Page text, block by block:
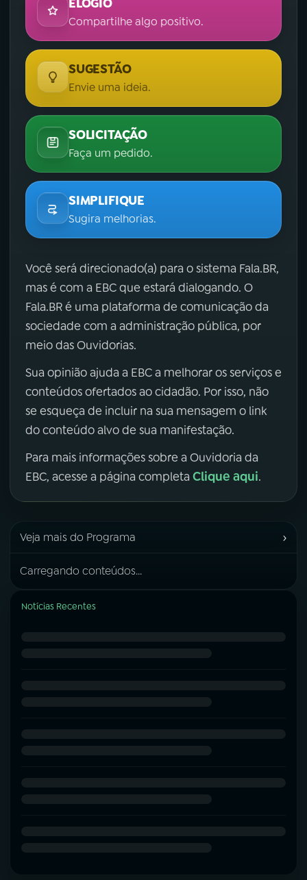
ELOGIO
Compartilhe algo positivo.
SUGESTÃO
Envie uma ideia.
SOLICITAÇÃO
Faça um pedido.
SIMPLIFIQUE
Sugira melhorias.
Você será direcionado(a) para o sistema Fala.BR,
mas é com a EBC que estará dialogando. O
Fala.BR é uma plataforma de comunicação da
sociedade com a administração pública, por
meio das Ouvidorias.
Sua opinião ajuda a EBC a melhorar os serviços e
conteúdos ofertados ao cidadão. Por isso, não
se esqueça de incluir na sua mensagem o link
do conteúdo alvo de sua manifestação.
Para mais informações sobre a Ouvidoria da
EBC, acesse a página completa Clique aqui.
Veja mais do Programa ›
Carregando conteúdos...
Notícias Recentes